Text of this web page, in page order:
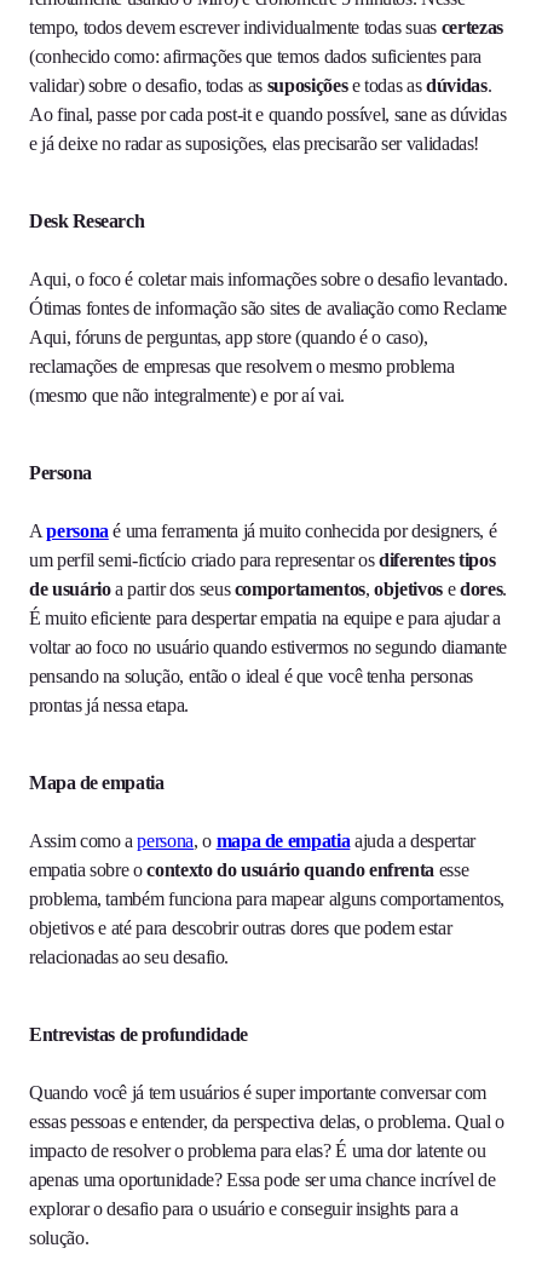
tempo, todos devem escrever individualmente todas suas certezas
(conhecido como: afirmações que temos dados suficientes para
validar) sobre o desafio, todas as suposiçõese todas asdúvidas.
Ao final, passe por cada post-it e quando possível, sane as dúvidas
e já deixe no radar as suposições, elas precisarão ser validadas!
Desk Research
Aqui, o foco é coletar mais informações sobre o desafio levantado.
Ótimas fontes de informação são sites de avaliação como Reclame
Aqui, fóruns de perguntas, app store (quando é o caso),
reclamações de empresas que resolvem o mesmo problema
(mesmo que não integralmente) e por aí vai.
Persona
Apersona é uma ferramenta já muito conhecida por designers, é
um perfil semi-fictício criado para representar osdiferentes tipos
de usuárioa partir dos seuscomportamentos,objetivos edores.
É muito eficiente para despertar empatia na equipe e para ajudar a
voltar ao foco no usuário quando estivermos no segundo diamante
pensando na solução, então o ideal é que você tenha personas
prontas já nessa etapa.
Mapa de empatia
Assim como apersona, o mapa de empatia ajuda a despertar
empatia sobre ocontexto do usuário quando enfrenta esse
problema, também funciona para mapear alguns comportamentos,
objetivos e até para descobrir outras dores que podem estar
relacionadas ao seu desafio.
Entrevistas de profundidade
Quando você já tem usuários é super importante conversar com
essas pessoas e entender, da perspectiva delas, o problema. Qual o
impacto de resolver o problema para elas? É uma dor latente ou
apenas uma oportunidade? Essa pode ser uma chance incrível de
explorar o desafio para o usuário e conseguir insights para a
solução.